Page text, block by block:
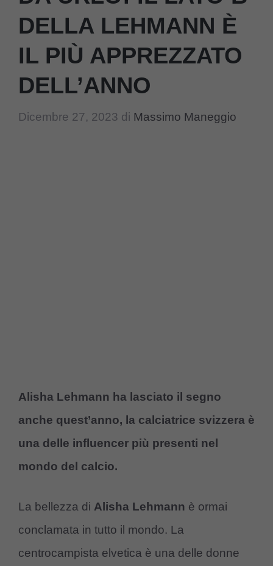
DELLA LEHMANN È
IL PIÙ APPREZZATO
DELL’ANNO
Dicembre 27, 2023 di Massimo Maneggio
Alisha Lehmann ha lasciato il segno
anche quest’anno, la calciatrice svizzera è
una delle influencer più presenti nel
mondo del calcio.
La bellezza di Alisha Lehmann è ormai
conclamata in tutto il mondo. La
centrocampista elvetica è una delle donne